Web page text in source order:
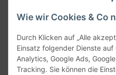
Wie wir Cookies & Co
Durch Klicken auf „Alle
Einsatz folgender Dienste
Analytics, Google Ads,
Tracking. Sie können die